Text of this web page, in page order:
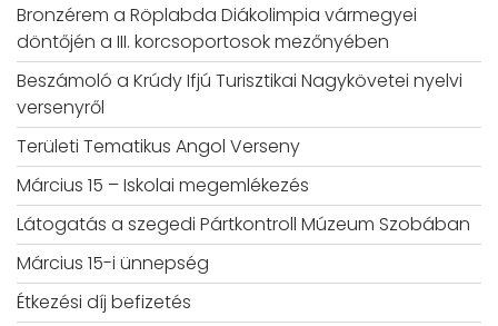
Bronzérem a Röplabda Diákolimpia vármegyei
döntőjén a III. korcsoportosok mezőnyében
Beszámoló a Krúdy Ifjú Turisztikai Nagykövetei nyelvi
versenyről
Területi Tematikus Angol Verseny
Március 15 – Iskolai megemlékezés
Látogatás a szegedi Pártkontroll Múzeum Szobában
Március 15-i ünnepség
Étkezési díj befizetés